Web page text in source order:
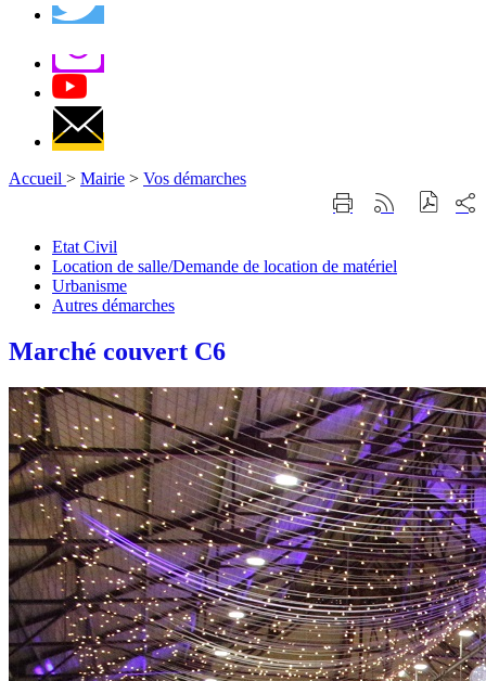
Accueil > Mairie > Vos démarches
ImprimerGénérer
RSS
sur
Etat Civil
Location de salle/Demande de location de matériel
Urbanisme
Autres démarches
Marché couvert C6